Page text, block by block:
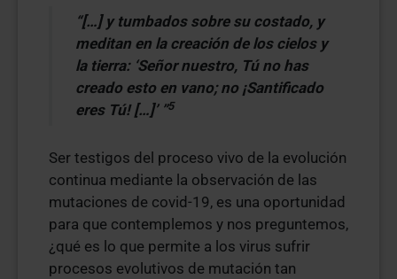
“[…] y tumbados sobre su costado, y
meditan en la creación de los cielos y
la tierra: ‘Señor nuestro, Tú no has
creado esto en vano; no ¡Santificado
eres Tú! […]’ ”5
Ser testigos del proceso vivo de la evolución
continua mediante la observación de las
mutaciones de covid-19, es una oportunidad
para que contemplemos y nos preguntemos,
¿qué es lo que permite a los virus sufrir
procesos evolutivos de mutación tan